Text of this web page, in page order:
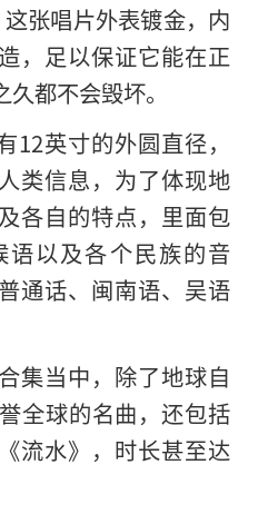
张唱片外表镀金，内
，足以保证它能在正
都不会毁坏。
12英寸的外圆直径，
类信息，为了体现地
各自的特点，里面包
以及各个民族的音
通话、闽南语、吴语
集当中，除了地球自
全球的名曲，还包括
流水》，时长甚至达